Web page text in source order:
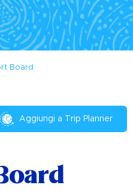
Board
Aggiungi a Trip Planner